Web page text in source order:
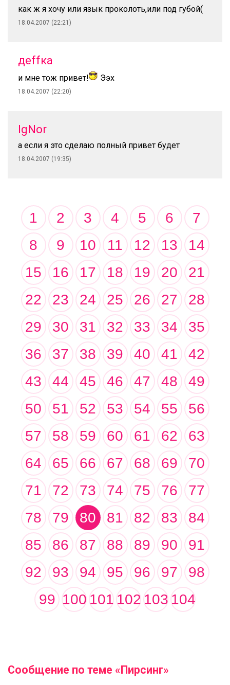
как ж я хочу или язык проколоть,или под губой(
18.04.2007 (22:21)
деffка
и мне тож привет! Ээх
18.04.2007 (22:20)
IgNor
а если я это сделаю полный привет будет
18.04.2007 (19:35)
1 2 3 4 5 6
7
8
9 10 11 12 13
14
15
16 17 18 19 20
21
22
23 24 25 26 27
28
29
30 31 32 33 34
35
36
37 38 39 40 41
42
43
44 45 46 47 48
49
50
51 52 53 54 55
56
57
58 59 60 61 62
63
64
65 66 67 68 69
70
71
72 73 74 75 76
77
78
79 80 81 82 83
84
85
86 87 88 89 90
91
92
93 94 95 96 97
98
99 100101102103104
Сообщение по теме «Пирсинг»